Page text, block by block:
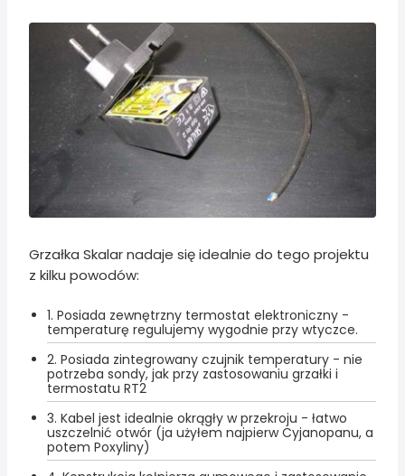
Grzałka Skalar nadaje się idealnie do tego projektu
z kilku powodów:
1. Posiada zewnętrzny termostat elektroniczny -
temperaturę regulujemy wygodnie przy wtyczce.
2. Posiada zintegrowany czujnik temperatury - nie
potrzeba sondy, jak przy zastosowaniu grzałki i
termostatu RT2
3. Kabel jest idealnie okrągły w przekroju - łatwo
uszczelnić otwór (ja użyłem najpierw Cyjanopanu, a
potem Poxyliny)